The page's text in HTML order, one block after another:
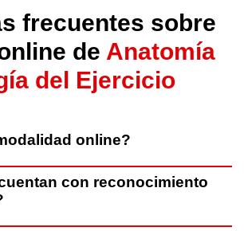
frecuentes sobre
de Anatomía
del Ejercicio
online?
con reconocimiento